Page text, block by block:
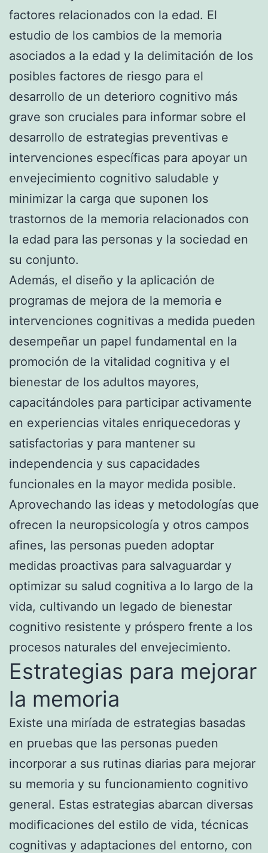
factores relacionados con la edad. El
estudio de los cambios de la memoria
asociados a la edad y la delimitación de los
posibles factores de riesgo para el
desarrollo de un deterioro cognitivo más
grave son cruciales para informar sobre el
desarrollo de estrategias preventivas e
intervenciones específicas para apoyar un
envejecimiento cognitivo saludable y
minimizar la carga que suponen los
trastornos de la memoria relacionados con
la edad para las personas y la sociedad en
su conjunto.
Además, el diseño y la aplicación de
programas de mejora de la memoria e
intervenciones cognitivas a medida pueden
desempeñar un papel fundamental en la
promoción de la vitalidad cognitiva y el
bienestar de los adultos mayores,
capacitándoles para participar activamente
en experiencias vitales enriquecedoras y
satisfactorias y para mantener su
independencia y sus capacidades
funcionales en la mayor medida posible.
Aprovechando las ideas y metodologías que
ofrecen la neuropsicología y otros campos
afines, las personas pueden adoptar
medidas proactivas para salvaguardar y
optimizar su salud cognitiva a lo largo de la
vida, cultivando un legado de bienestar
cognitivo resistente y próspero frente a los
procesos naturales del envejecimiento.
Estrategias para mejorar
la memoria
Existe una miríada de estrategias basadas
en pruebas que las personas pueden
incorporar a sus rutinas diarias para mejorar
su memoria y su funcionamiento cognitivo
general. Estas estrategias abarcan diversas
modificaciones del estilo de vida, técnicas
cognitivas y adaptaciones del entorno, con